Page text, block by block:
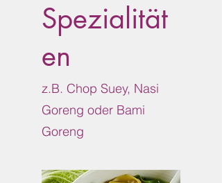
Spezialität
en
z.B. Chop Suey, Nasi
Goreng oder Bami
Goreng